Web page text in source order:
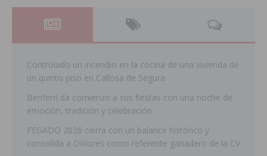
Controlado un incendio en la cocina de una vivienda de
un quinto piso en Callosa de Segura
Benferri da comienzo a sus fiestas con una noche de
emoción, tradición y celebración
FEGADO 2026 cierra con un balance histórico y
consolida a Dolores como referente ganadero de la CV